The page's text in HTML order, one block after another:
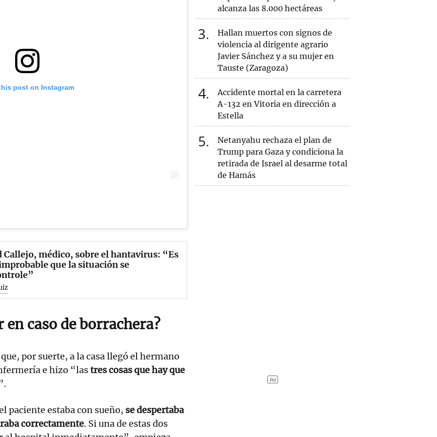
post on Instagram
Callejo, médico, sobre el hantavirus: “Es
que la situación se
en caso de borrachera?
por suerte, a la casa llegó el hermano
e hizo “lastres cosas que hay que
paciente estaba con sueño, se despertaba
correctamente. Si una de estas dos
alcanza las 8.000 hectáreas
3
Hallan muertos con signos de
violencia al dirigente agrario
Javier Sánchez y a su mujer en
Tauste (Zaragoza)
4
Accidente mortal en la carretera
A-132 en Vitoria en dirección a
Estella
5
Netanyahu rechaza el plan de
Trump para Gaza y condiciona la
retirada de Israel al desarme total
de Hamás